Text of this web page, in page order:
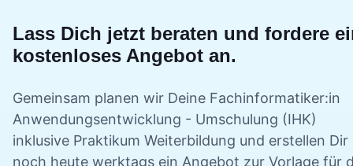
Lass Dich jetzt beraten und fordere
kostenloses Angebot an.
Gemeinsam planen wir Deine Fachinformatiker:in
Anwendungsentwicklung - Umschulung (IHK)
inklusive Praktikum Weiterbildung und erstellen Dir
noch heute werktags ein Angebot zur Vorlage für